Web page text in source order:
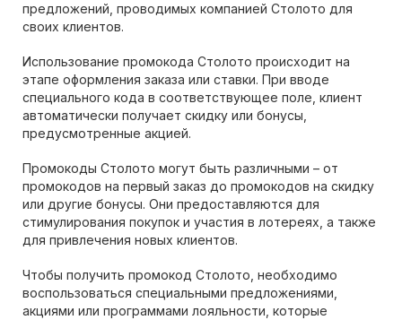
предложений, проводимых компанией Столото для
своих клиентов.
Использование промокода Столото происходит на
этапе оформления заказа или ставки. При вводе
специального кода в соответствующее поле, клиент
автоматически получает скидку или бонусы,
предусмотренные акцией.
Промокоды Столото могут быть различными – от
промокодов на первый заказ до промокодов на скидку
или другие бонусы. Они предоставляются для
стимулирования покупок и участия в лотереях, а также
для привлечения новых клиентов.
Чтобы получить промокод Столото, необходимо
воспользоваться специальными предложениями,
акциями или программами лояльности, которые